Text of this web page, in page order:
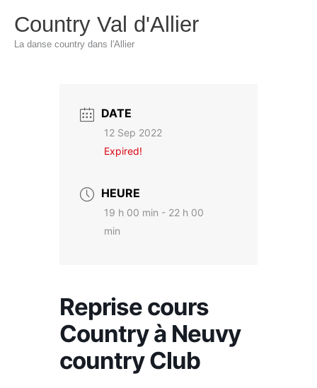
contenu
Country Val d'Allier
La danse country dans l'Allier
DATE
12 Sep 2022
Expired!
HEURE
19 h 00 min - 22 h 00
min
Reprise cours
Country à Neuvy
country Club